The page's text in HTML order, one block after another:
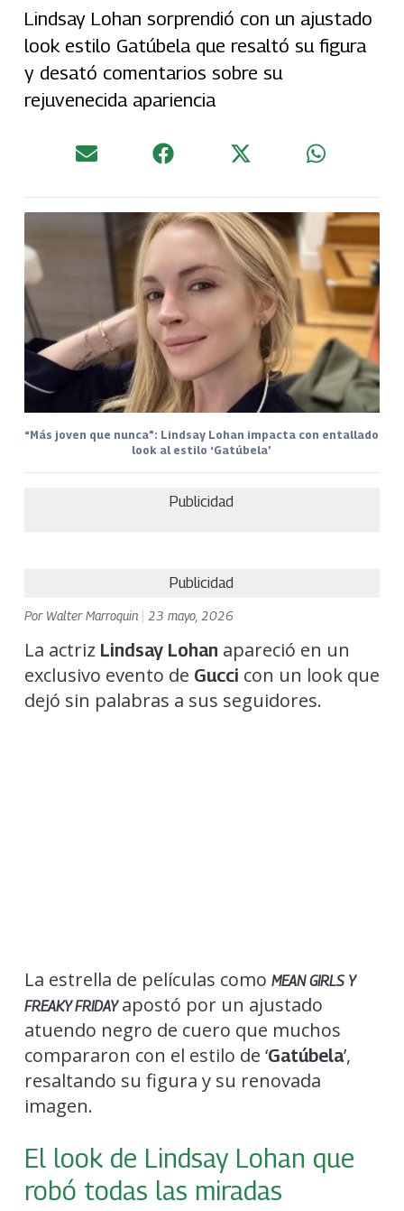
Lindsay Lohan sorprendió con un ajustado
look estilo Gatúbela que resaltó su figura
y desató comentarios sobre su
rejuvenecida apariencia
“Más joven que nunca”: Lindsay Lohan impacta con entallado
look al estilo ‘Gatúbela’
Publicidad
Publicidad
Por Walter Marroquin 23 mayo, 2026
La actriz Lindsay Lohan apareció en un
exclusivo evento de Gucci con un look que
dejó sin palabras a sus seguidores.
La estrella de películas como MEAN GIRLS Y
FREAKY FRIDAYapostó por un ajustado
atuendo negro de cuero que muchos
compararon con el estilo de ‘Gatúbela’,
resaltando su figura y su renovada
imagen.
El look de Lindsay Lohan que
robó todas las miradas